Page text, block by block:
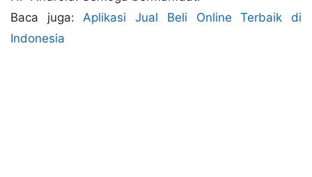
Baca juga:Aplikasi Jual Beli Online Terbaik di
Indonesia